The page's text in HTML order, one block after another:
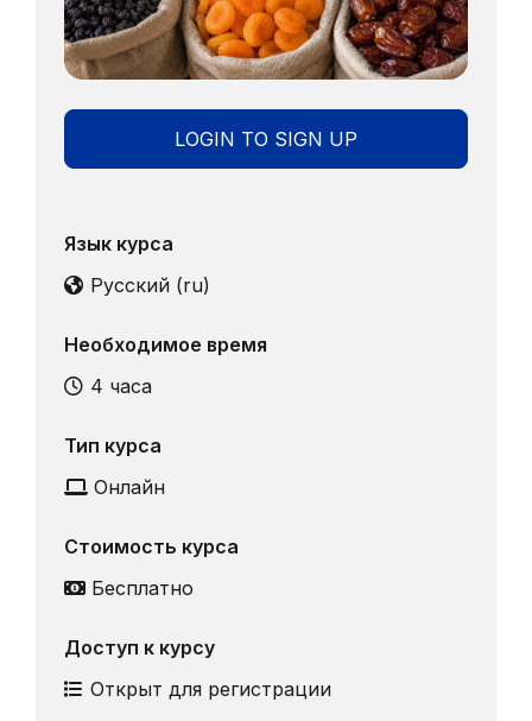
LOGIN TO SIGN UP
Язык курса
Русский ‎(ru)‎
Необходимое время
4 часа
Тип курса
Онлайн
Стоимость курса
Бесплатно
Доступ к курсу
Открыт для регистрации